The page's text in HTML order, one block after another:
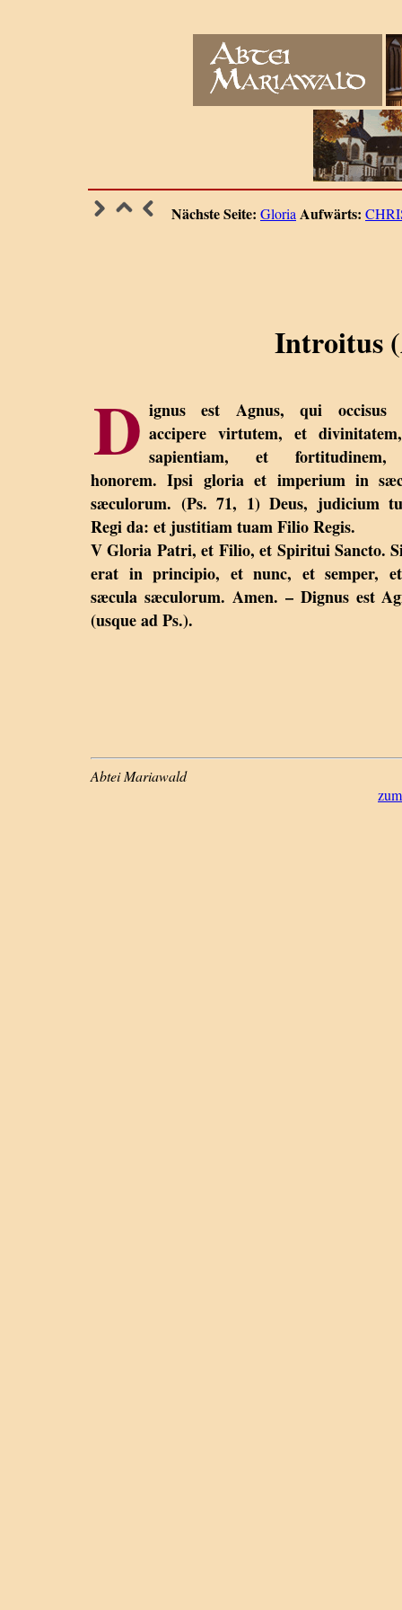
Nächste Seite: Gloria Aufwärts:
Introitus
D ignus est Agnus, qui occisus
accipere virtutem, et
sapientiam, et
honorem. Ipsi gloria et imperium in
sæculorum. (Ps. 71, 1) Deus, judicium
Regi da: et justitiam tuam Filio Regis.
V Gloria Patri, et Filio, et Spiritui Sancto.
erat in principio, et nunc, et semper,
sæcula sæculorum. Amen. – Dignus est
(usque ad Ps.).
Abtei Mariawald